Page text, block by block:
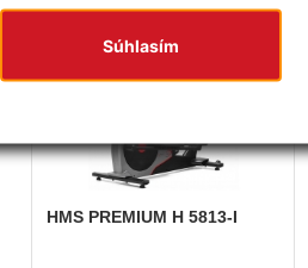
Súhlasím
HMS PREMIUM H 5813-I